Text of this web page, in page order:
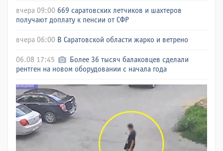
вчера 09:00 669 саратовских летчиков и шахтеров
получают доплату к пенсии от СФР
вчера 06:00 В Саратовской области жарко и ветрено
06.08 17:45
Более 36 тысяч балаковцев сделали
рентген на новом оборудовании с начала года